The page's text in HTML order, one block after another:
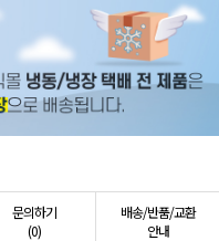
문의하기
(0)
배송/반품/교환
안내